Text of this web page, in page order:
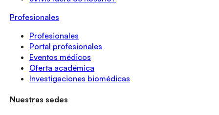
Profesionales
Profesionales
Portal profesionales
Eventos médicos
Oferta académica
Investigaciones biomédicas
Nuestras sedes